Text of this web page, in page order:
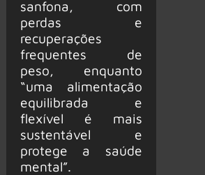
sanfona, com
perdas e
recuperações
frequentes de
peso, enquanto
“uma alimentação
equilibrada e
flexível é mais
sustentável e
protege a saúde
mental”.